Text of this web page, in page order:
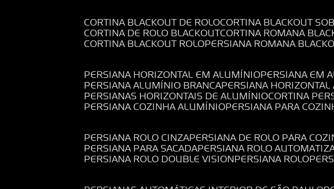
CORTINA BLACKOUT DE ROLO CORTINA BLACKOUT
CORTINA DE ROLO BLACKOUT CORTINA ROMANA
CORTINA BLACKOUT ROLO PERSIANA ROMANA
PERSIANA HORIZONTAL EM ALUMÍNIO PERSIANA EM
PERSIANA ALUMÍNIO BRANCA PERSIANA
PERSIANAS HORIZONTAIS DE ALUMÍNIO CORTINA
PERSIANA COZINHA ALUMÍNIO PERSIANA PARA
PERSIANA ROLO CINZA PERSIANA DE ROLO PARA
PERSIANA PARA SACADA PERSIANA ROLO
PERSIANA ROLO DOUBLE VISION PERSIANA ROLO